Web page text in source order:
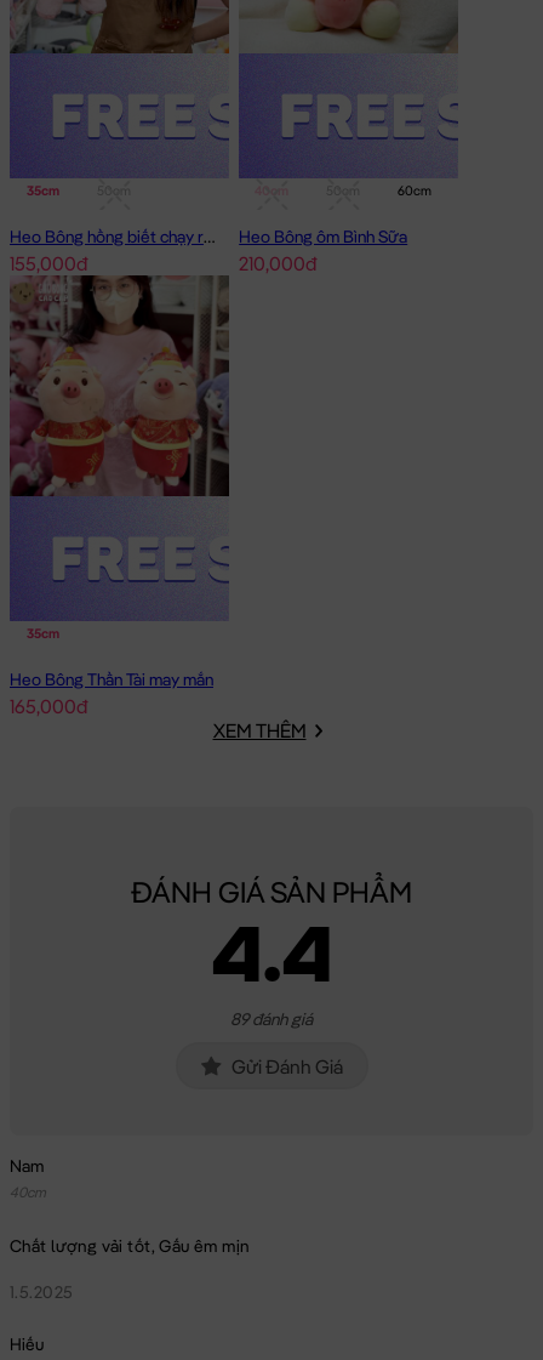
35cm
Heo Bông hồng biết chạy running
155,000đ
60cm
Heo Bông ôm Bình Sữa
210,000đ
35cm
Heo Bông Thần Tài may mắn
165,000đ
XEM THÊM
ĐÁNH GIÁ SẢN PHẨM
4.4
89 đánh giá
Gửi Đánh Giá
Nam
40cm
Chất lượng vải tốt, Gấu êm mịn
1.5.2025
Hiếu